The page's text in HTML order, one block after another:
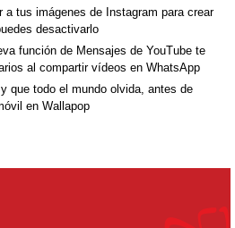
a tus imágenes de Instagram para crear
desactivarlo
función de Mensajes de YouTube te
al compartir vídeos en WhatsApp
que todo el mundo olvida, antes de
en Wallapop